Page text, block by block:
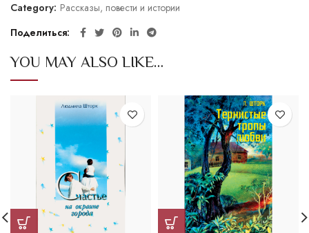
Category: Рассказы, повести и истории
Поделиться
YOU MAY ALSO LIKE…